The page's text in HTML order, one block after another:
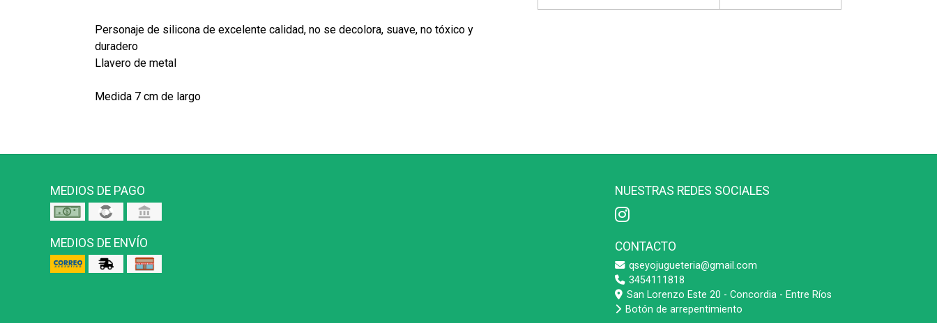
Personaje de silicona de excelente calidad, no se decolora, suave, no tóxico y
duradero
Llavero de metal
Medida 7 cm de largo
MEDIOS DE PAGO
MEDIOS DE ENVÍO
NUESTRAS REDES SOCIALES
CONTACTO
qseyojugueteria@gmail.com
3454111818
San Lorenzo Este 20 - Concordia - Entre Ríos
Botón de arrepentimiento